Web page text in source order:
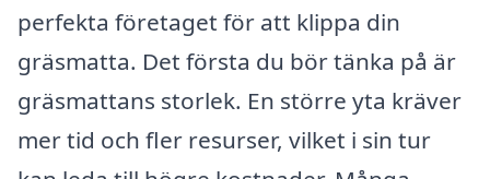
perfekta företaget för att klippa din
gräsmatta. Det första du bör tänka på är
gräsmattans storlek. En större yta kräver
mer tid och fler resurser, vilket i sin tur